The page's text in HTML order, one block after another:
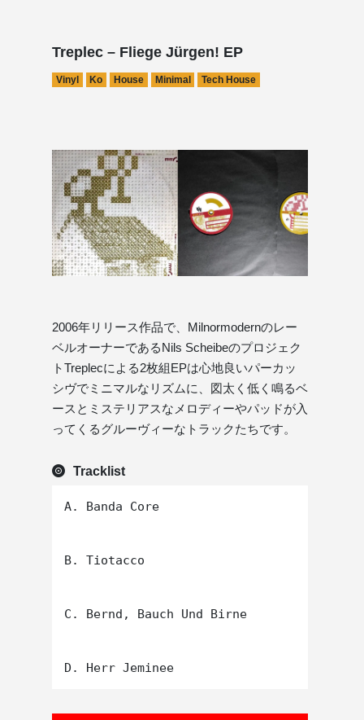
Treplec – Fliege Jürgen! EP
Vinyl Ko House Minimal Tech House
2006年リリース作品で、Milnormodernのレー
ベルオーナーであるNils Scheibeのプロジェク
トTreplecによる2枚組EPは心地良いパーカッ
シヴでミニマルなリズムに、図太く低く鳴るベ
ースとミステリアスなメロディーやパッドが入
ってくるグルーヴィーなトラックたちです。
Tracklist
A. Banda Core
B. Tiotacco
C. Bernd, Bauch Und Birne